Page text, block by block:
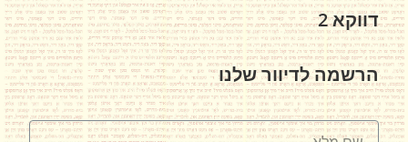
דווקא 2
הרשמה לדיוור שלנו